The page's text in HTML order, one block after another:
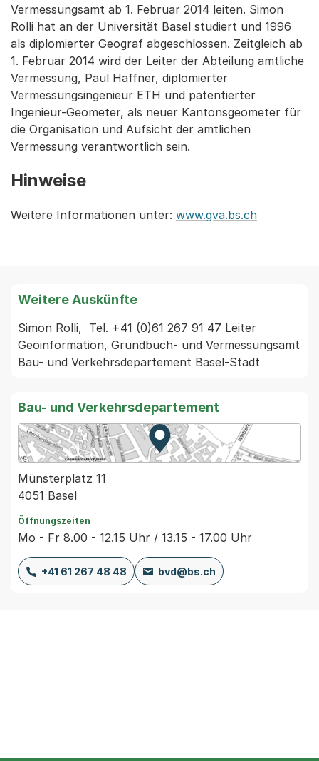
Vermessungsamt ab 1. Februar 2014 leiten. Simon
Rolli hat an der Universität Basel studiert und 1996
als diplomierter Geograf abgeschlossen. Zeitgleich ab
1. Februar 2014 wird der Leiter der Abteilung amtliche
Vermessung, Paul Haffner, diplomierter
Vermessungsingenieur ETH und patentierter
Ingenieur-Geometer, als neuer Kantonsgeometer für
die Organisation und Aufsicht der amtlichen
Vermessung verantwortlich sein.
Hinweise
Weitere Informationen unter: www.gva.bs.ch
Weitere Auskünfte
Simon Rolli,  Tel. +41 (0)61 267 91 47 Leiter
Geoinformation, Grundbuch- und Vermessungsamt
Bau- und Verkehrsdepartement Basel-Stadt
Bau- und Verkehrsdepartement
Zur Karte von MapBS.
Externer Link, wird in einem
Münsterplatz 11
4051 Basel
Öffnungszeiten
Mo - Fr 8.00 - 12.15 Uhr / 13.15 - 17.00 Uhr
+41 61 267 48 48 bvd@bs.ch